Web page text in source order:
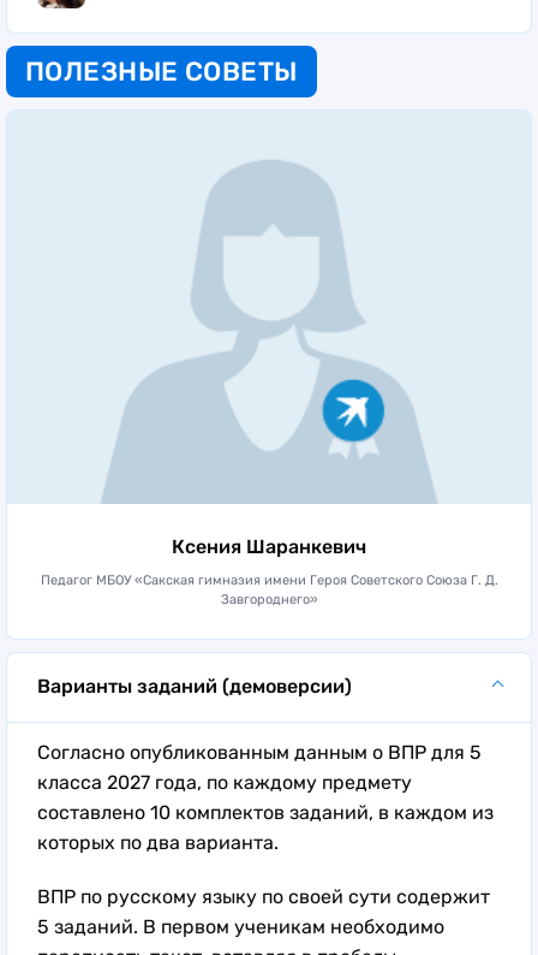
ПОЛЕЗНЫЕ СОВЕТЫ
Ксения Шаранкевич
Педагог МБОУ «Сакская гимназия имени Героя Советского Союза Г. Д.
Завгороднего»
Варианты заданий (демоверсии)
Согласно опубликованным данным о ВПР для 5
класса 2027 года, по каждому предмету
составлено 10 комплектов заданий, в каждом из
которых по два варианта.
ВПР по русскому языку по своей сути содержит
5 заданий. В первом ученикам необходимо